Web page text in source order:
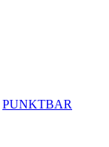
PUNKTBAR